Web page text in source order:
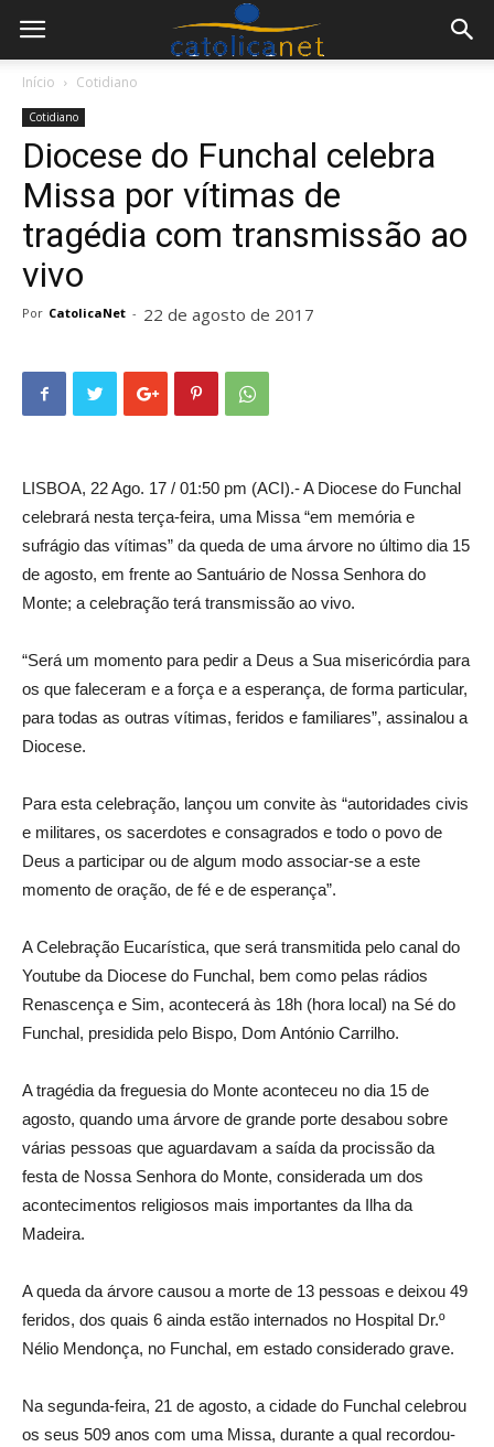
Início Cotidiano
Cotidiano
Diocese do Funchal celebra
Missa por vítimas de
tragédia com transmissão ao
vivo
Por CatolicaNet - 22 de agosto de 2017
LISBOA, 22 Ago. 17 / 01:50 pm (ACI).- A Diocese do Funchal
celebrará nesta terça-feira, uma Missa “em memória e
sufrágio das vítimas” da queda de uma árvore no último dia 15
de agosto, em frente ao Santuário de Nossa Senhora do
Monte; a celebração terá transmissão ao vivo.
“Será um momento para pedir a Deus a Sua misericórdia para
os que faleceram e a força e a esperança, de forma particular,
para todas as outras vítimas, feridos e familiares”, assinalou a
Diocese.
Para esta celebração, lançou um convite às “autoridades civis
e militares, os sacerdotes e consagrados e todo o povo de
Deus a participar ou de algum modo associar-se a este
momento de oração, de fé e de esperança”.
A Celebração Eucarística, que será transmitida pelo canal do
Youtube da Diocese do Funchal, bem como pelas rádios
Renascença e Sim, acontecerá às 18h (hora local) na Sé do
Funchal, presidida pelo Bispo, Dom António Carrilho.
A tragédia da freguesia do Monte aconteceu no dia 15 de
agosto, quando uma árvore de grande porte desabou sobre
várias pessoas que aguardavam a saída da procissão da
festa de Nossa Senhora do Monte, considerada um dos
acontecimentos religiosos mais importantes da Ilha da
Madeira.
A queda da árvore causou a morte de 13 pessoas e deixou 49
feridos, dos quais 6 ainda estão internados no Hospital Dr.º
Nélio Mendonça, no Funchal, em estado considerado grave.
Na segunda-feira, 21 de agosto, a cidade do Funchal celebrou
os seus 509 anos com uma Missa, durante a qual recordou-